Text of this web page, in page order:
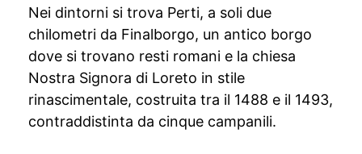
Nei dintorni si trova Perti, a soli due
chilometri da Finalborgo, un antico borgo
dove si trovano resti romani e la chiesa
Nostra Signora di Loreto in stile
rinascimentale, costruita tra il 1488 e il 1493,
contraddistinta da cinque campanili.